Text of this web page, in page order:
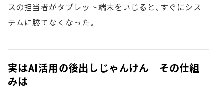
スの担当者がタブレット端末をいじると、すぐにシス
テムに勝てなくなった。
実はAI活用の後出しじゃんけん その仕組
みは